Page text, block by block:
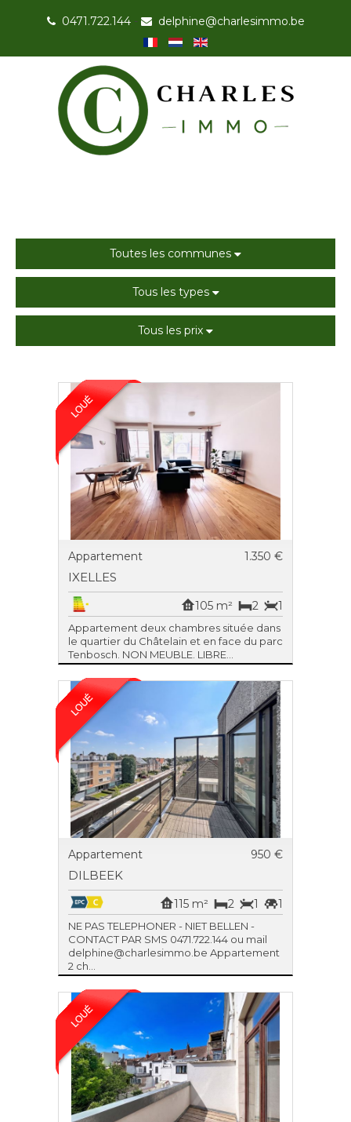
0471.722.144- delphine@charlesimmo.be
Toutes les communes
Tous les types
Tous les prix
Appartement 1.350 €
IXELLES
1
2
105 m²
Appartement deux chambres située dans
le quartier du Châtelain et en face du parc
Tenbosch. NON MEUBLE. LIBRE...
Appartement 950 €
DILBEEK
1
1
2
115 m²
NE PAS TELEPHONER - NIET BELLEN -
CONTACT PAR SMS 0471.722.144 ou mail
delphine@charlesimmo.be Appartement
2 ch...